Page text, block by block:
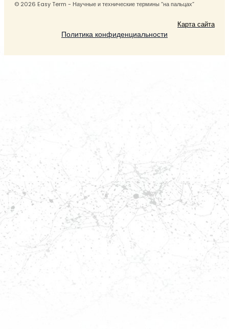
© 2026 Easy Term - Научные и технические термины “на пальцах”
Карта сайта
Политика конфиденциальности